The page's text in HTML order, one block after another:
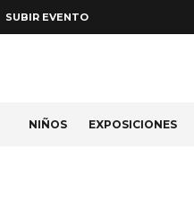
SUBIR EVENTO
NIÑOS EXPOSICIONES